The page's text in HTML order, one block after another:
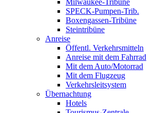
Milwaukee-Tribüne
SPECK-Pumpen-Trib.
Boxengassen-Tribüne
Steintribüne
Anreise
Öffentl. Verkehrsmitteln
Anreise mit dem Fahrrad
Mit dem Auto/Motorrad
Mit dem Flugzeug
Verkehrsleitsystem
Übernachtung
Hotels